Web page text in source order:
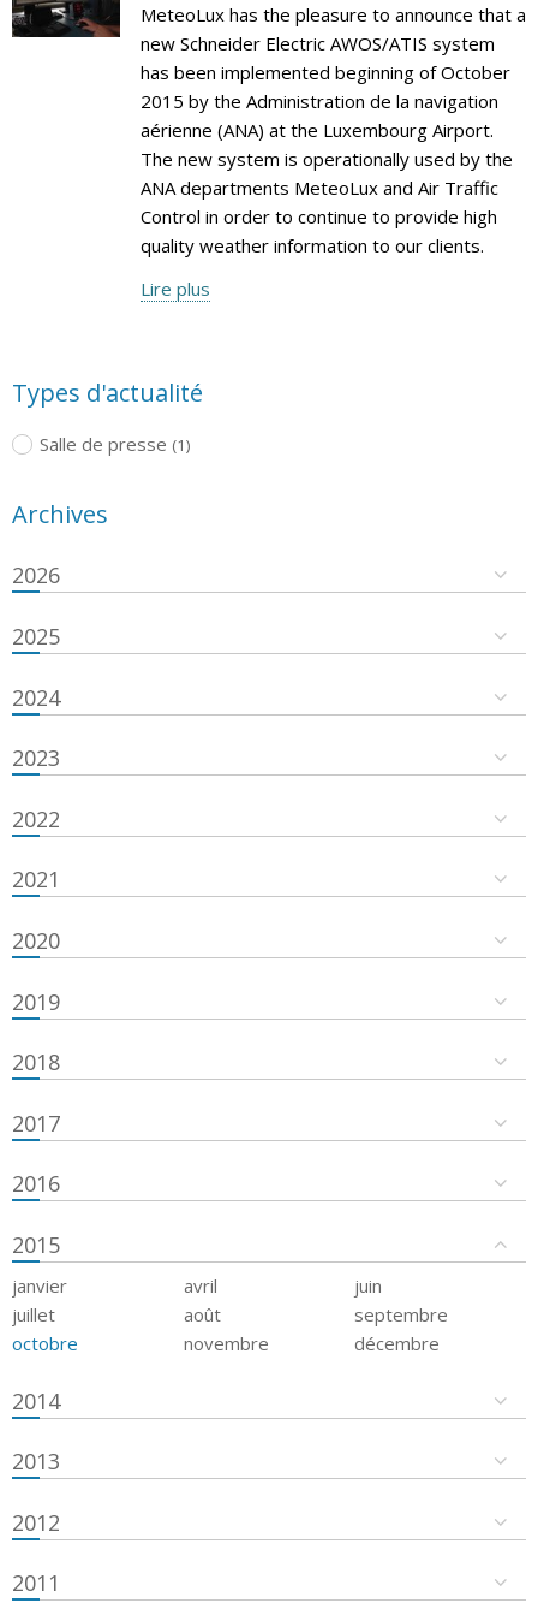
MeteoLux has the pleasure to announce that a
new Schneider Electric AWOS/ATIS system
has been implemented beginning of October
2015 by the Administration de la navigation
aérienne (ANA) at the Luxembourg Airport.
The new system is operationally used by the
ANA departments MeteoLux and Air Traffic
Control in order to continue to provide high
quality weather information to our clients.
Lire plus
Types d'actualité
Salle de presse (1)
Archives
2026
2025
2024
2023
2022
2021
2020
2019
2018
2017
2016
2015
janvier avril
juin
juillet
août
septembre
octobre
novembre décembre
2014
2013
2012
2011